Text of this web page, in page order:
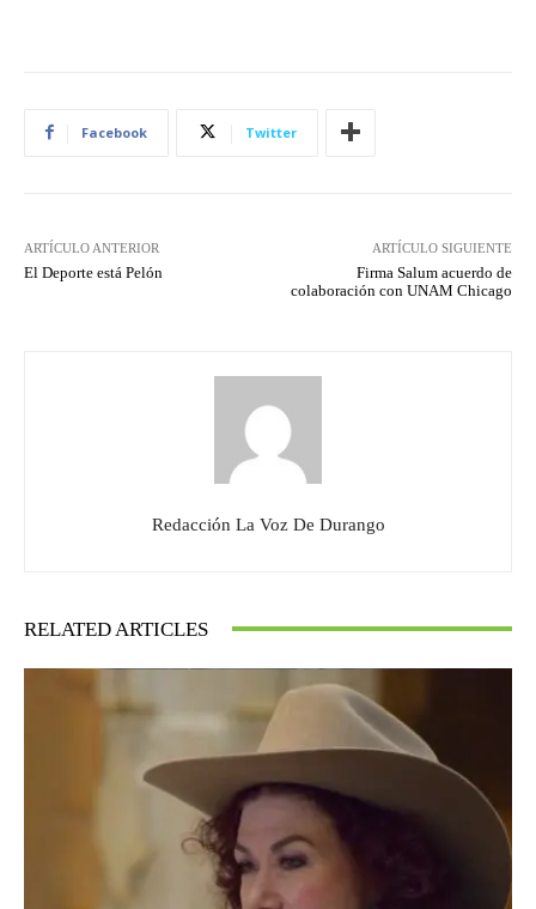
Facebook Twitter
ARTÍCULO ANTERIOR
El Deporte está Pelón
ARTÍCULO SIGUIENTE
Firma Salum acuerdo de
colaboración con UNAM Chicago
Redacción La Voz De Durango
RELATED ARTICLES